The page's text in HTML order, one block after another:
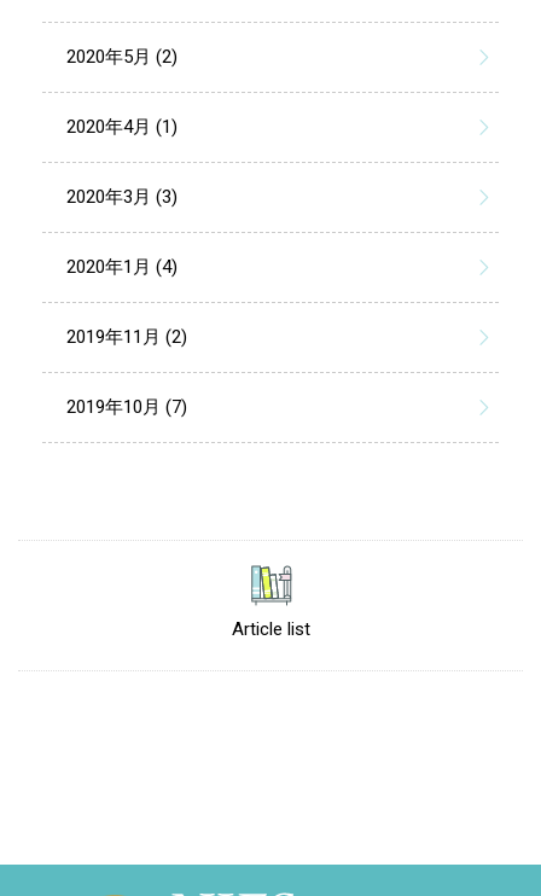
2020年5月 (2)
2020年4月 (1)
2020年3月 (3)
2020年1月 (4)
2019年11月 (2)
2019年10月 (7)
Article list